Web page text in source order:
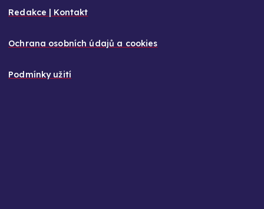
Redakce | Kontakt
Ochrana osobních údajů a cookies
Podmínky užití